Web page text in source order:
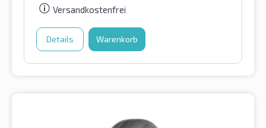
Versandkostenfrei
Details Warenkorb